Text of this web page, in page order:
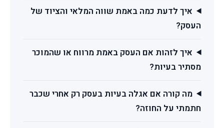
איך לדעת כמה באמת שווה המלאי והציוד של
העסק?
איך לזהות אם העסק באמת מרווח או שהמוכר
מסתיר בעיות?
מה קורה אם אגלה בעיות בעסק רק אחרי שכבר
חתמתי על החוזה?